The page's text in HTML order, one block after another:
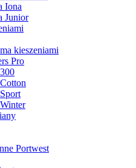
Iona
Junior
kieszeniami
Pro
Portwest